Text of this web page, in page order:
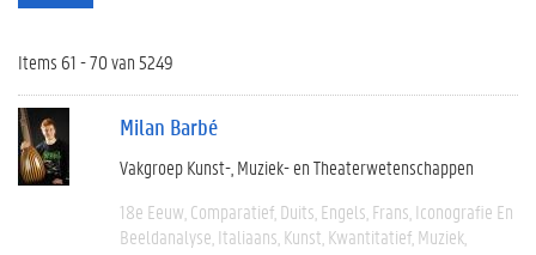
Items 61 - 70 van 5249
Milan Barbé
Vakgroep Kunst-, Muziek- en Theaterwetenschappen
18e Eeuw Comparatief Duits Engels Frans Iconografie En
Beeldanalyse Italiaans Kunst Kwantitatief Muziek